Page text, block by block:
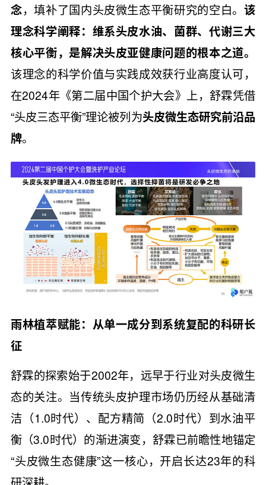
念，填补了国内头皮微生态平衡研究的空白。该
理念科学阐释：维系头皮水油、菌群、代谢三大
核心平衡，是解决头皮亚健康问题的根本之道。
该理念的科学价值与实践成效获行业高度认可，
在2024年《第二届中国个护大会》上，舒霖凭借
“头皮三态平衡”理论被列为头皮微生态研究前沿品
牌。
雨林植萃赋能：从单一成分到系统复配的科研长
征
舒霖的探索始于2002年，远早于行业对头皮微生
态的关注。当传统头皮护理市场仍历经从基础清
洁（1.0时代）、配方精简（2.0时代）到水油平
衡（3.0时代）的渐进演变，舒霖已前瞻性地锚定
“头皮微生态健康”这一核心，开启长达23年的科
研深耕。